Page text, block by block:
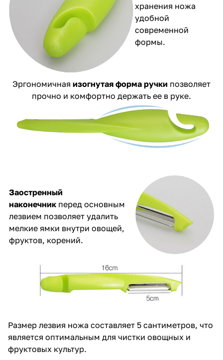
хранения ножа
удобной
современной
формы.
Эргономичная изогнутая форма ручки позволяет
прочно и комфортно держать ее в руке.
Заостренный
наконечник перед основным
лезвием позволяет удалить
мелкие ямки внутри овощей,
фруктов, корений.
Размер лезвия ножа составляет 5 сантиметров, что
является оптимальным для чистки овощных и
фруктовых культур.